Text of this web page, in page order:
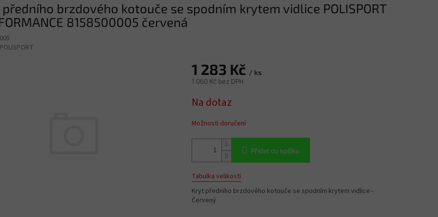
brzdového kotouče se spodním krytem vidlice POLISPORT
8158500005 červená
POLISPORT
1 283 Kč / ks
1 060 Kč bez DPH
cena:
Na dotaz
Možnosti doručení
Přidat do košíku
Tabulka velikostí
Kryt předního brzdového kotouče se spodním krytem vidlice -
Červený